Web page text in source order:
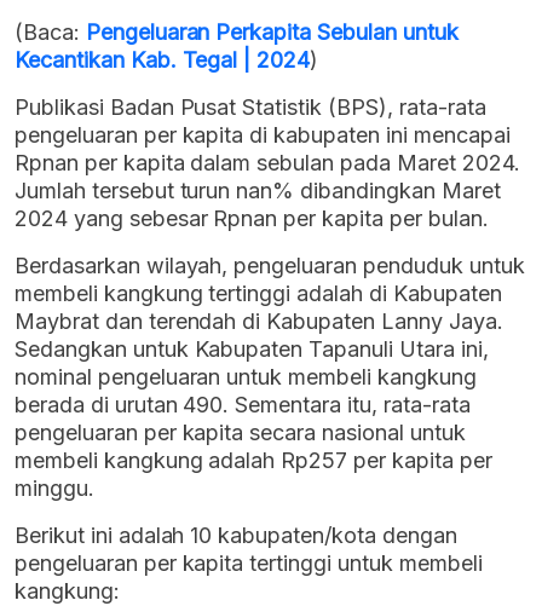
(Baca: Pengeluaran Perkapita Sebulan untuk
Kecantikan Kab. Tegal | 2024)
Publikasi Badan Pusat Statistik (BPS), rata-rata
pengeluaran per kapita di kabupaten ini mencapai
Rpnan per kapita dalam sebulan pada Maret 2024.
Jumlah tersebut turun nan% dibandingkan Maret
2024 yang sebesar Rpnan per kapita per bulan.
Berdasarkan wilayah, pengeluaran penduduk untuk
membeli kangkung tertinggi adalah di Kabupaten
Maybrat dan terendah di Kabupaten Lanny Jaya.
Sedangkan untuk Kabupaten Tapanuli Utara ini,
nominal pengeluaran untuk membeli kangkung
berada di urutan 490. Sementara itu, rata-rata
pengeluaran per kapita secara nasional untuk
membeli kangkung adalah Rp257 per kapita per
minggu.
Berikut ini adalah 10 kabupaten/kota dengan
pengeluaran per kapita tertinggi untuk membeli
kangkung: